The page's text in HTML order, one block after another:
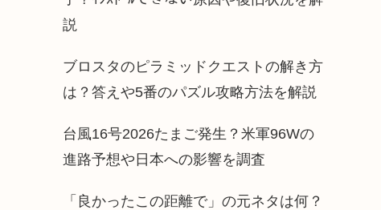
説
ブロスタのピラミッドクエストの解き方
は？答えや5番のパズル攻略方法を解説
台風16号2026たまご発生？米軍96Wの
進路予想や日本への影響を調査
「良かったこの距離で」の元ネタは何？